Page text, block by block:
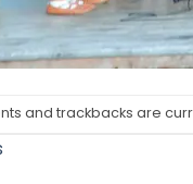
and trackbacks are